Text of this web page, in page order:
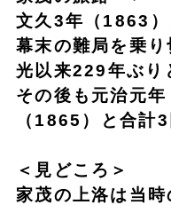
文久3年（1863）
幕末の難局を乗
光以来229年ぶり
その後も元治元
（1865）と合計
＜見どころ＞
家茂の上洛は当